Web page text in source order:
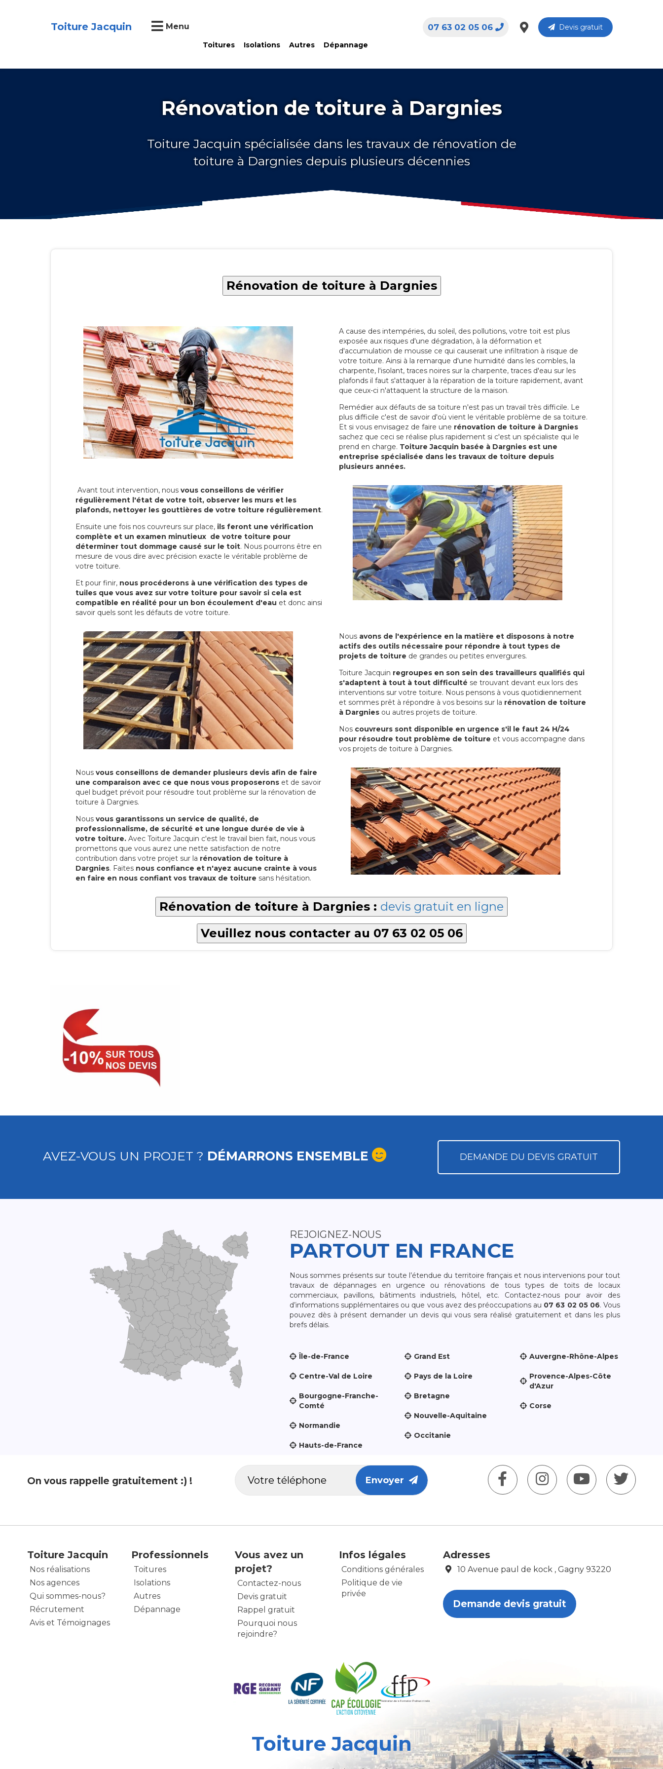
Toiture Jacquin Menu
Toitures Isolations Autres Dépannage
Devis gratuit
07 63 02 05 06
Rénovation de toiture à Dargnies
Toiture Jacquin spécialisée dans les travaux de rénovation de
toiture à Dargnies depuis plusieurs décennies
Rénovation de toiture à Dargnies
A cause des intempéries, du soleil, des pollutions, votre toit est plus
exposée aux risques d'une dégradation, à la déformation et
d'accumulation de mousse ce qui causerait une infiltration à risque de
votre toiture. Ainsi à la remarque d'une humidité dans les combles, la
charpente, l'isolant, traces noires sur la charpente, traces d'eau sur les
plafonds il faut s'attaquer à la réparation de la toiture rapidement, avant
que ceux-ci n'attaquent la structure de la maison.
Remédier aux défauts de sa toiture n'est pas un travail très difficile. Le
plus difficile c'est de savoir d'où vient le véritable problème de sa toiture.
Et si vous envisagez de faire une rénovation de toiture à Dargnies
sachez que ceci se réalise plus rapidement si c'est un spécialiste qui le
prend en charge. Toiture Jacquin basée à Dargnies est une
entreprise spécialisée dans les travaux de toiture depuis
plusieurs années.
Avant tout intervention, nous vous conseillons de vérifier
régulièrement l'état de votre toit, observer les murs et les
plafonds, nettoyer les gouttières de votre toiture régulièrement.
Ensuite une fois nos couvreurs sur place, ils feront une vérification
complète et un examen minutieux de votre toiture pour
déterminer tout dommage causé sur le toit. Nous pourrons être en
mesure de vous dire avec précision exacte le véritable problème de
votre toiture.
Et pour finir, nous procéderons à une vérification des types de
tuiles que vous avez sur votre toiture pour savoir si cela est
compatible en réalité pour un bon écoulement d'eau et donc ainsi
savoir quels sont les défauts de votre toiture.
Nous avons de l'expérience en la matière et disposons à notre
actifs des outils nécessaire pour répondre à tout types de
projets de toiture de grandes ou petites envergures.
Toiture Jacquin regroupes en son sein des travailleurs qualifiés qui
s'adaptent à tout à tout difficulté se trouvant devant eux lors des
interventions sur votre toiture. Nous pensons à vous quotidiennement
et sommes prêt à répondre à vos besoins sur la rénovation de toiture
à Dargnies ou autres projets de toiture.
Nos couvreurs sont disponible en urgence s'il le faut 24 H/24
pour résoudre tout problème de toiture et vous accompagne dans
vos projets de toiture à Dargnies.
Nous vous conseillons de demander plusieurs devis afin de faire
une comparaison avec ce que nous vous proposerons et de savoir
quel budget prévoit pour résoudre tout problème sur la rénovation de
toiture à Dargnies.
Nous vous garantissons un service de qualité, de
professionnalisme, de sécurité et une longue durée de vie à
votre toiture. Avec Toiture Jacquin c'est le travail bien fait, nous vous
promettons que vous aurez une nette satisfaction de notre
contribution dans votre projet sur la rénovation de toiture à
Dargnies. Faites nous confiance et n'ayez aucune crainte à vous
en faire en nous confiant vos travaux de toiture sans hésitation.
Rénovation de toiture à Dargnies : devis gratuit en ligne
Veuillez nous contacter au 07 63 02 05 06
AVEZ-VOUS UN PROJET ? DÉMARRONS ENSEMBLE DEMANDE DU DEVIS GRATUIT
REJOIGNEZ-NOUS
PARTOUT EN FRANCE
Nous sommes présents sur toute l’étendue du territoire français et nous intervenions pour tout
travaux de dépannages en urgence ou rénovations de tous types de toits de locaux
commerciaux, pavillons, bâtiments industriels, hôtel, etc. Contactez-nous pour avoir des
d’informations supplémentaires ou que vous avez des préoccupations au 07 63 02 05 06. Vous
pouvez dès à présent demander un devis qui vous sera réalisé gratuitement et dans les plus
brefs délais.
Île-de-France
Centre-Val de Loire
Bourgogne-Franche-
Comté
Normandie
Hauts-de-France
Grand Est
Pays de la Loire
Bretagne
Nouvelle-Aquitaine
Occitanie
Auvergne-Rhône-Alpes
Provence-Alpes-Côte
d'Azur
Corse
On vous rappelle gratuitement :) ! Envoyer
Toiture Jacquin
Nos réalisations
Nos agences
Qui sommes-nous?
Récrutement
Avis et Témoignages
Professionnels
Toitures
Isolations
Autres
Dépannage
Vous avez un
projet?
Contactez-nous
Devis gratuit
Rappel gratuit
Pourquoi nous
rejoindre?
Infos légales
Conditions générales
Politique de vie
privée
Adresses
10 Avenue paul de kock , Gagny 93220
Demande devis gratuit
Toiture Jacquin